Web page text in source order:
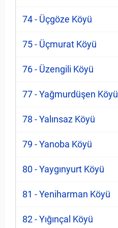
74 - Üçgöze Köyü
75 - Üçmurat Köyü
76 - Üzengili Köyü
77 - Yağmurdüşen Köyü
78 - Yalınsaz Köyü
79 - Yanoba Köyü
80 - Yaygınyurt Köyü
81 - Yeniharman Köyü
82 - Yığınçal Köyü